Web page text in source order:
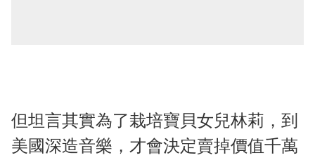
但坦言其實為了栽培寶貝女兒林莉，到
美國深造音樂，才會決定賣掉價值千萬